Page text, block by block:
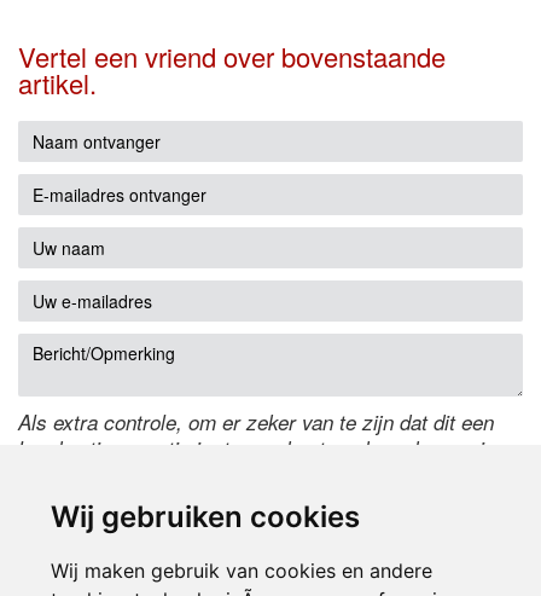
Wij gebruiken cookies
Wij maken gebruik van cookies en andere
Vertel een vriend over bovenstaande
artikel.
Als extra controle, om er zeker van te zijn dat dit een
handmatige reactie is, typ onderstaande code over in
de code te wijzigen.